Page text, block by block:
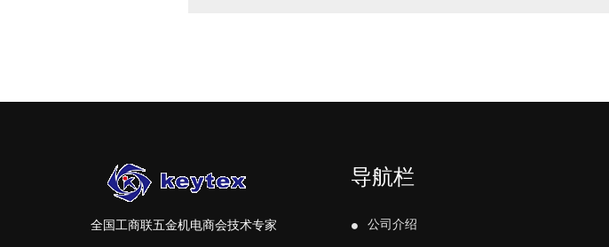
全国工商联五金机电商会技术专家
导航栏
公司介绍